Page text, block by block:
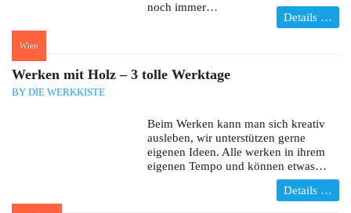
Wien
noch immer…
Details …
Werken mit Holz – 3 tolle Werktage
BY DIE WERKKISTE
Beim Werken kann man sich kreativ
ausleben, wir unterstützen gerne
eigenen Ideen. Alle werken in ihrem
eigenen Tempo und können etwas…
Details …